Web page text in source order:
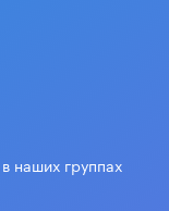
наших группах